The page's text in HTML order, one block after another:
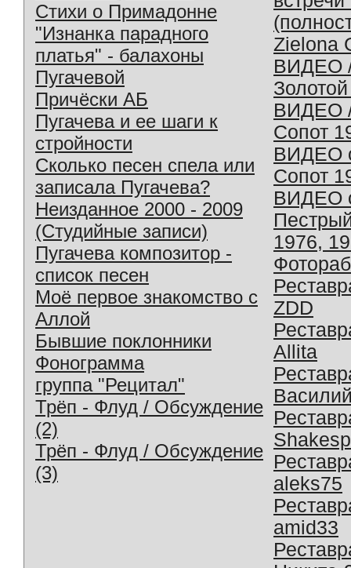
Стихи о Примадонне
"Изнанка парадного
платья" - балахоны
Пугачевой
Причёски АБ
Пугачева и ее шаги к
стройности
Сколько песен спела или
записала Пугачева?
Неизданное 2000 - 2009
(Студийные записи)
Пугачева композитор -
список песен
Моё первое знакомство с
Аллой
Бывшие поклонники
Фонограмма
группа "Рецитал"
Трёп - Флуд / Обсуждение
(2)
Трёп - Флуд / Обсуждение
(3)
Zielona
ВИДЕО
ВИДЕО
Сопот
ВИДЕО
Сопот
ВИДЕО
1976,
ZDD
Allita
aleks75
amid33